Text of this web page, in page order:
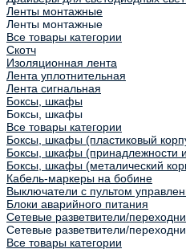
Ленты монтажные
Ленты монтажные
Все товары категории
Скотч
Изоляционная лента
Лента уплотнительная
Лента сигнальная
Боксы, шкафы
Боксы, шкафы
Все товары категории
Боксы, шкафы (пластиковый
Боксы, шкафы (принадлежности
Боксы, шкафы (металический
Кабель-маркеры на бобине
Выключатели с пультом
Блоки аварийного питания
Сетевые разветвители/
Сетевые разветвители/
Все товары категории